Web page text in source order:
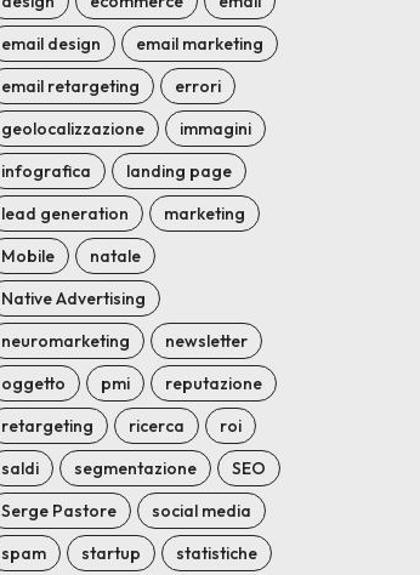
email design
email marketing
email retargeting
errori
geolocalizzazione
immagini
infografica
landing page
lead generation
marketing
Mobile
natale
Native Advertising
neuromarketing
newsletter
oggetto
pmi
reputazione
retargeting
ricerca
roi
saldi
segmentazione
SEO
Serge Pastore
social media
spam
startup
statistiche